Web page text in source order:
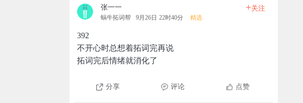
张一一
蜗牛拓词帮 9月26日 22时40分 精选
+关注
392
不开心时总想着拓词完再说
拓词完后情绪就消化了
分享 评论 点赞